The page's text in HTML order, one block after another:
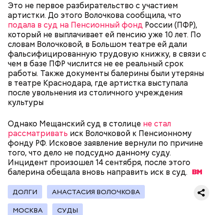
Это не первое разбирательство с участием
артистки. До этого Волочкова сообщила, что
подала в суд на Пенсионный фонд России (ПФР),
который не выплачивает ей пенсию уже 10 лет. По
словам Волочковой, в Большом театре ей дали
фальсифицированную трудовую книжку, в связи с
чем в базе ПФР числится не ее реальный срок
работы. Также документы балерины были утеряны
в театре Краснодара, где артистка выступала
после увольнения из столичного учреждения
культуры
Однако Мещанский суд в столице не стал
рассматривать иск Волочковой к Пенсионному
фонду РФ. Исковое заявление вернули по причине
того, что дело не подсудно данному суду.
Инцидент произошел 14 сентября, после этого
балерина обещала вновь направить иск в суд.
ДОЛГИ АНАСТАСИЯ ВОЛОЧКОВА
МОСКВА СУДЫ
Молодого человека задержали. На первом же
допросе он признался, что планировал отравить
только отчима. Тогда следователи посчитали, что
мотивом преступления была квартира родителей,
Кто еще был жертвой Миссюры
Примечательно, что летом 2023 года на Мутаева
уже нападали возле Школы единоборств. Тогда
неизвестный несколько раз выстрелил в
Как идет расследование